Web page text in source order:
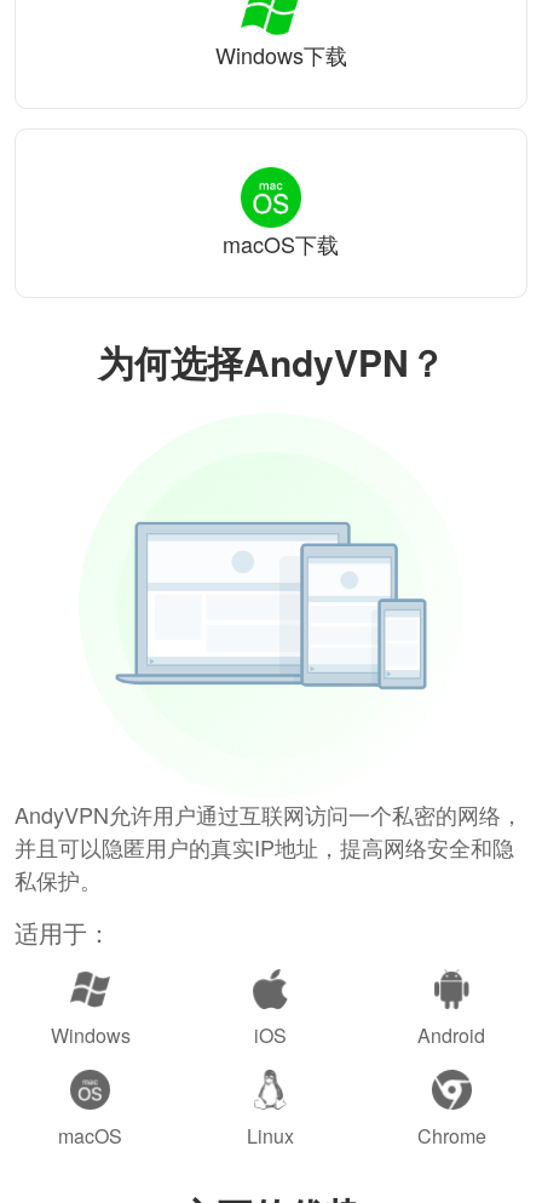
为何选择AndyVPN？
AndyVPN允许用户通过互联网访问一个私密的网络，
并且可以隐匿用户的真实IP地址，提高网络安全和隐
私保护。
适用于：
Windows iOS Android
macOS Linux Chrome
Windows下载
macOS下载